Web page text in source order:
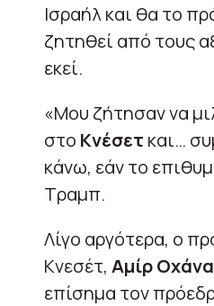
Ισραήλ και θα το
ζητηθεί από τους
εκεί.
«Μου ζήτησαν να
στο Κνέσετ και…
κάνω, εάν το
Τραμπ.
Λίγο αργότερα, ο
Κνεσέτ, Αμίρ
επίσημα τον